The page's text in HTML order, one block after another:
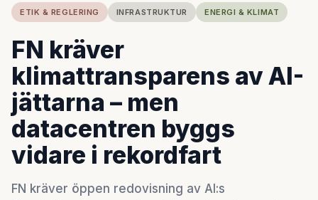
ETIK & REGLERING INFRASTRUKTUR ENERGI & KLIMAT
FN kräver
klimattransparens av AI-
jättarna – men
datacentren byggs
vidare i rekordfart
FN kräver öppen redovisning av AI:s